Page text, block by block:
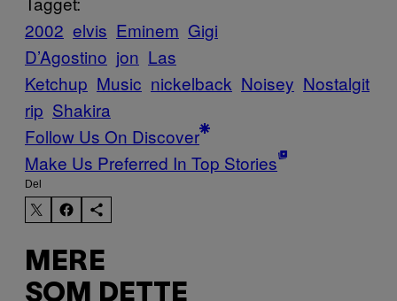
2002 elvis Eminem Gigi
D’Agostino jon Las
Ketchup Music nickelback Noisey Nostalgit
rip Shakira
Follow Us On Discover
Make Us Preferred In Top Stories
Del
MERE
SOM DETTE